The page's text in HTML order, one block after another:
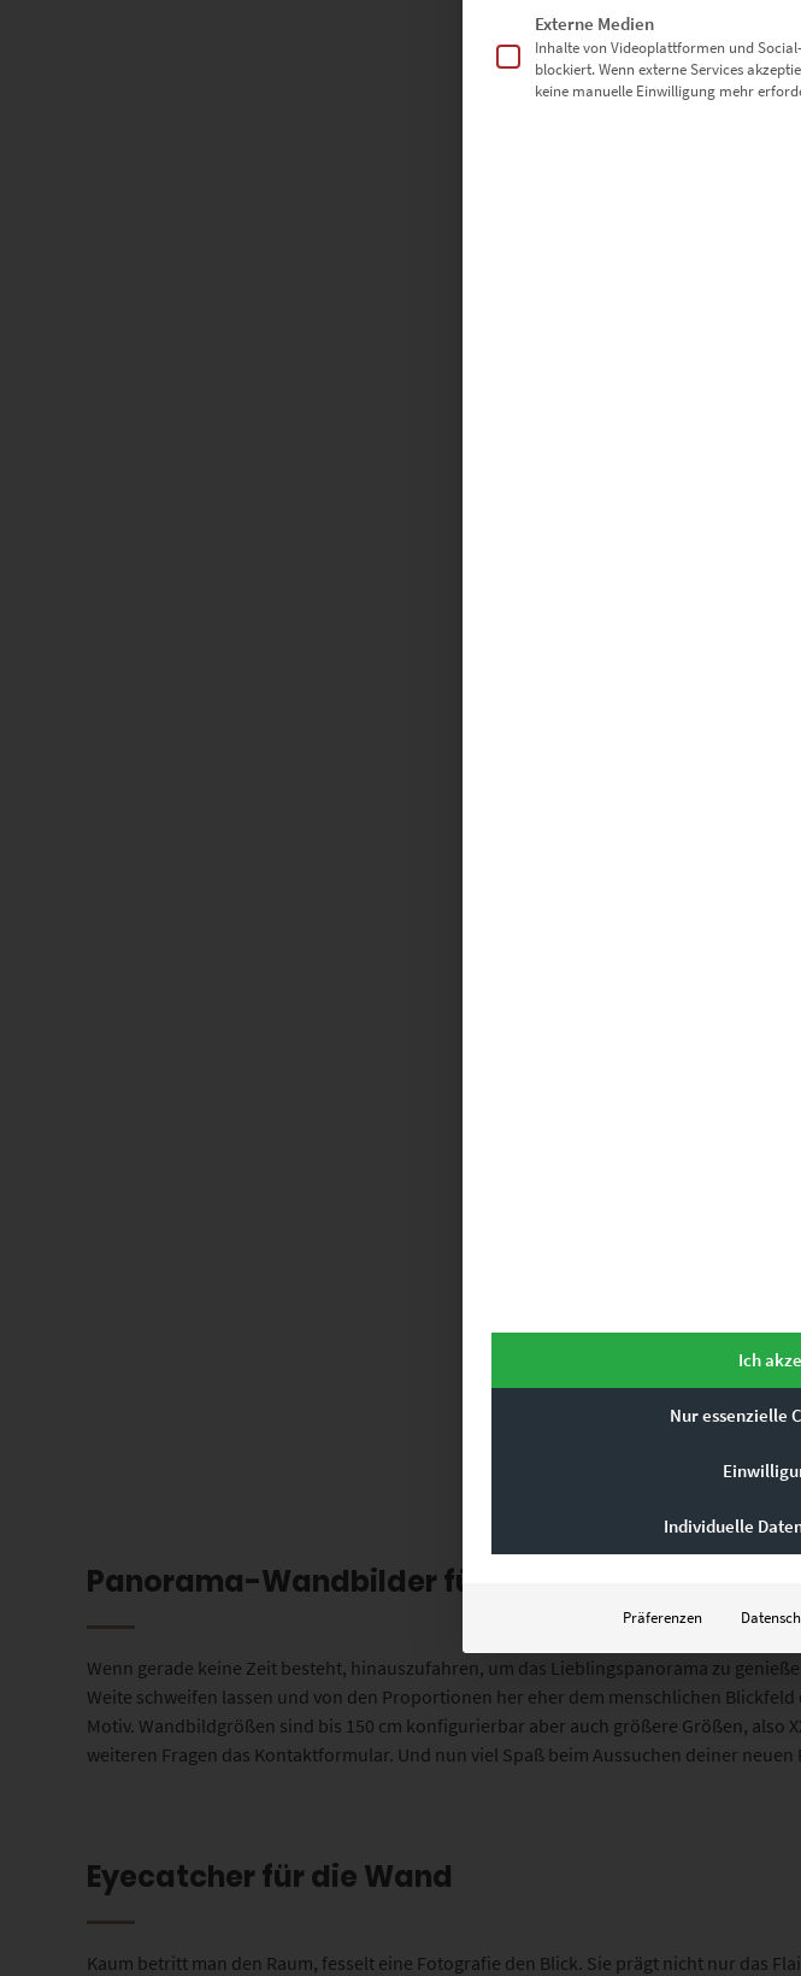
Panorama-Wandbilder für wunderschöne
Wenn gerade keine Zeit besteht, hinauszufahren, um das Lieblingspanorama zu
Weite schweifen lassen und von den Proportionen her eher dem menschlichen
Motiv. Wandbildgrößen sind bis 150 cm konfigurierbar aber auch größere Größen,
weiteren Fragen das Kontaktformular. Und nun viel Spaß beim Aussuchen deiner
Eyecatcher für die Wand
Kaum betritt man den Raum, fesselt eine Fotografie den Blick. Sie prägt nicht nur das
Externe Medien
Inhalte von Videoplattformen und
blockiert. Wenn externe Services
keine manuelle Einwilligung mehr
Ich
Nur essenzielle
Individuelle
Präferenzen